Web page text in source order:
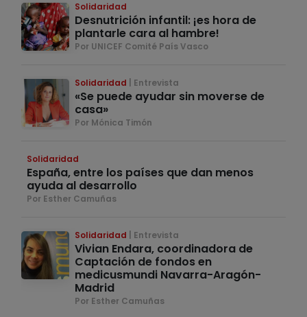
Solidaridad
Desnutrición infantil: ¡es hora de
plantarle cara al hambre!
Por UNICEF Comité País Vasco
Solidaridad Entrevista
«Se puede ayudar sin moverse de
casa»
Por Mónica Timón
Solidaridad
España, entre los países que dan menos
ayuda al desarrollo
Por Esther Camuñas
Solidaridad Entrevista
Vivian Endara, coordinadora de
Captación de fondos en
medicusmundi Navarra-Aragón-
Madrid
Por Esther Camuñas